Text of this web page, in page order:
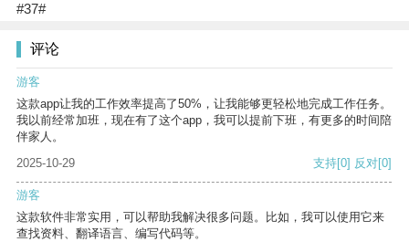
#37#
评论
游客
这款app让我的工作效率提高了50%，让我能够更轻松地完成工作任务。
我以前经常加班，现在有了这个app，我可以提前下班，有更多的时间陪
伴家人。
2025-10-29
支持[0] 反对[0]
游客
这款软件非常实用，可以帮助我解决很多问题。比如，我可以使用它来
查找资料、翻译语言、编写代码等。